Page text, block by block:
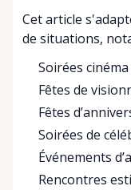
Cet article
de situations,
Soirées
Fêtes de
Fêtes
Soirées de
Événements
Rencontres